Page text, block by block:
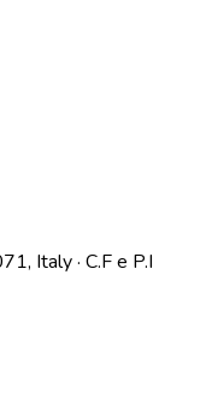
Italy · C.F e P.I